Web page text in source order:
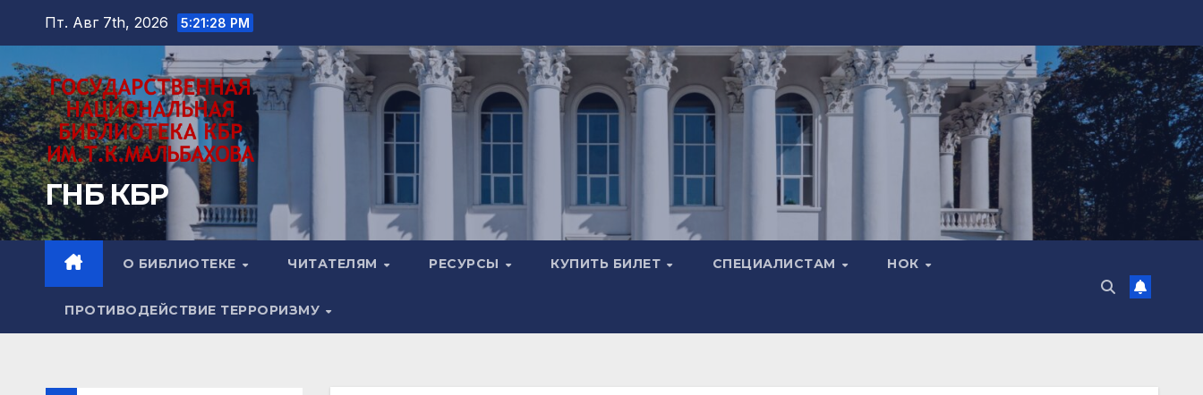
Перейти
содержимому
Пт. Авг 7th, 2026 5:21:29 PM
ГНБ КБР
О БИБЛИОТЕКЕ ЧИТАТЕЛЯМ РЕСУРСЫ КУПИТЬ БИЛЕТ СПЕЦИАЛИСТАМ НОК
ПРОТИВОДЕЙСТВИЕ ТЕРРОРИЗМУ